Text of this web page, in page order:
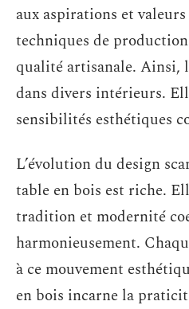
aux aspirations et
techniques de
qualité artisanale. Ainsi,
dans divers intérieurs.
sensibilités esthétiques
L’évolution du design
table en bois est riche.
tradition et modernité
harmonieusement.
à ce mouvement
en bois incarne la